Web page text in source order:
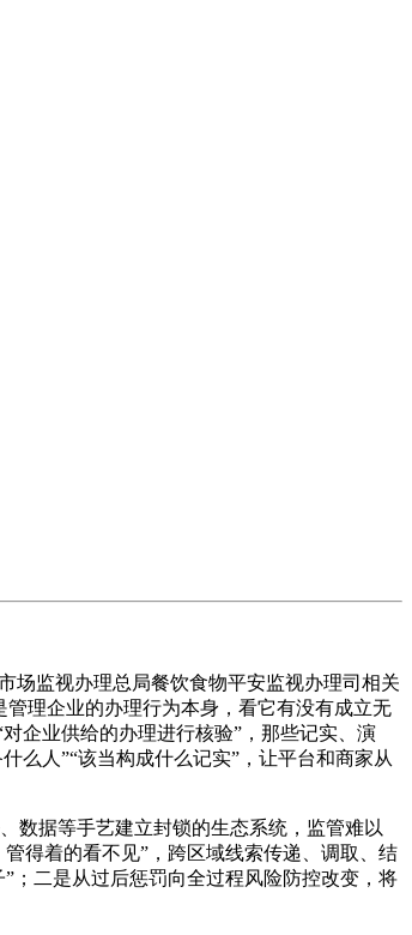
监视办理总局餐饮食物平安监视办理司相关
理企业的办理行为本身，看它有没有成立无
企业供给的办理进行核验”，那些记实、演
么人”“该当构成什么记实”，让平台和商家从
据等手艺建立封锁的生态系统，监管难以
得着的看不见”，跨区域线索传递、调取、结
；二是从过后惩罚向全过程风险防控改变，将